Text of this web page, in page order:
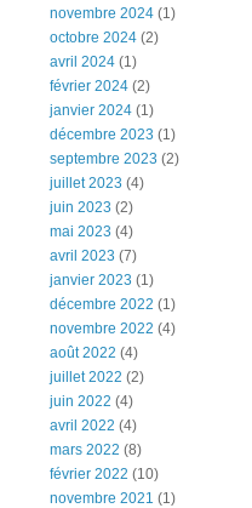
novembre 2024 (1)
octobre 2024 (2)
avril 2024 (1)
février 2024 (2)
janvier 2024 (1)
décembre 2023 (1)
septembre 2023 (2)
juillet 2023 (4)
juin 2023 (2)
mai 2023 (4)
avril 2023 (7)
janvier 2023 (1)
décembre 2022 (1)
novembre 2022 (4)
août 2022 (4)
juillet 2022 (2)
juin 2022 (4)
avril 2022 (4)
mars 2022 (8)
février 2022 (10)
novembre 2021 (1)